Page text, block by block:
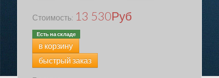
Стоимость: 13 530Руб
Есть на складе
в корзину
быстрый заказ